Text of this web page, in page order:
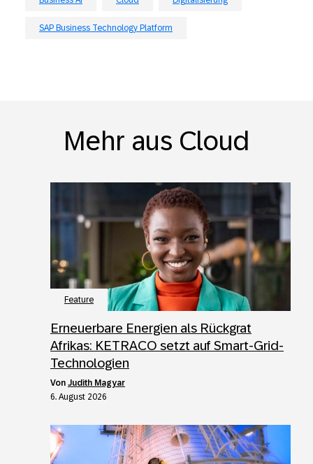
SAP Business Technology Platform
Mehr aus Cloud
Feature
Erneuerbare Energien als Rückgrat
Afrikas: KETRACO setzt auf Smart-Grid-
Technologien
von Judith Magyar
6. August 2026